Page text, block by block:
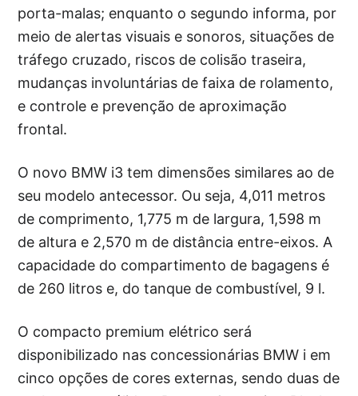
porta-malas; enquanto o segundo informa, por
meio de alertas visuais e sonoros, situações de
tráfego cruzado, riscos de colisão traseira,
mudanças involuntárias de faixa de rolamento,
e controle e prevenção de aproximação
frontal.
O novo BMW i3 tem dimensões similares ao de
seu modelo antecessor. Ou seja, 4,011 metros
de comprimento, 1,775 m de largura, 1,598 m
de altura e 2,570 m de distância entre-eixos. A
capacidade do compartimento de bagagens é
de 260 litros e, do tanque de combustível, 9 l.
O compacto premium elétrico será
disponibilizado nas concessionárias BMW i em
cinco opções de cores externas, sendo duas de